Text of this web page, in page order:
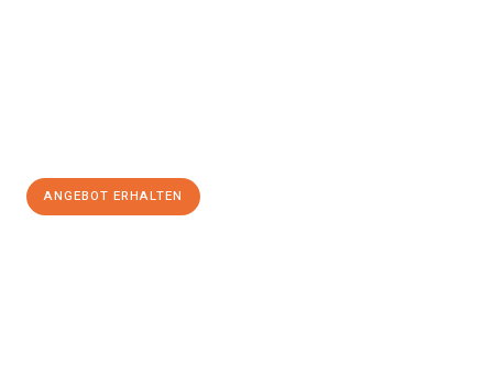
ANGEBOT ERHALTEN